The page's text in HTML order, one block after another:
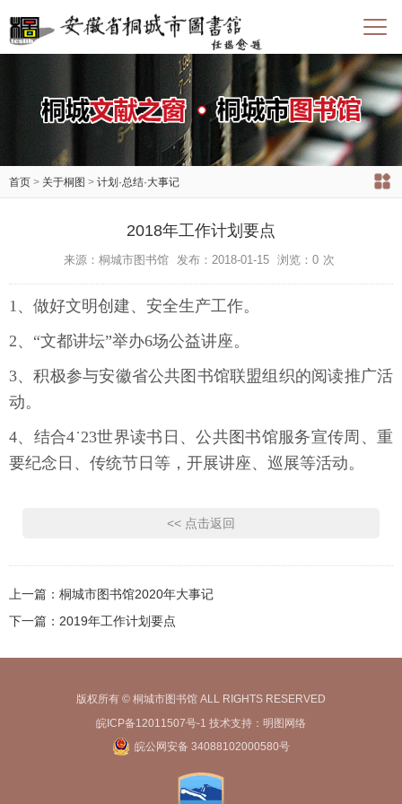
首页 > 关于桐图 > 计划·总结·大事记
2018年工作计划要点
来源：桐城市图书馆 发布：2018-01-15 浏览： 0 次
1、做好文明创建、安全生产工作。
2、“文都讲坛”举办6场公益讲座。
3、积极参与安徽省公共图书馆联盟组织的阅读推广活
动。
4、结合4˙23世界读书日、公共图书馆服务宣传周、重
要纪念日、传统节日等，开展讲座、巡展等活动。
<< 点击返回
上一篇： 桐城市图书馆2020年大事记
下一篇： 2019年工作计划要点
版权所有 © 桐城市图书馆 ALL RIGHTS RESERVED
皖ICP备12011507号-1 技术支持： 明图网络
皖公网安备 34088102000580号